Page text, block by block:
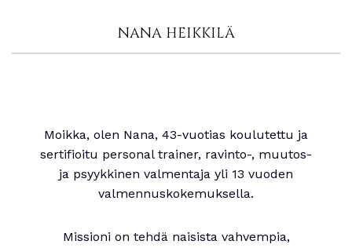
NANA HEIKKILÄ
Moikka, olen Nana, 43-vuotias koulutettu ja
sertifioitu personal trainer, ravinto-, muutos-
ja psyykkinen valmentaja yli 13 vuoden
valmennuskokemuksella.
Missioni on tehdä naisista vahvempia,